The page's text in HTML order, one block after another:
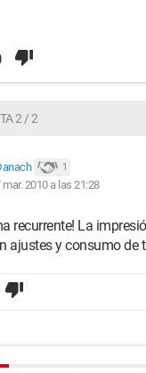
2 / 2
1
mar. 2010 a las 21:28
recurrente! La
ajustes y consumo de